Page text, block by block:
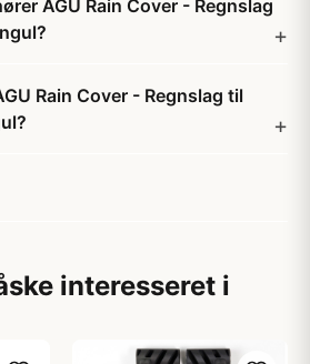
AGU Rain Cover - Regnslag
Rain Cover - Regnslag til
interesseret i